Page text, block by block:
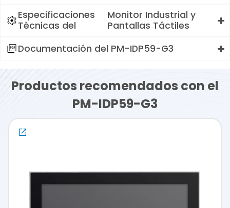
Especificaciones
Técnicas del
Monitor Industrial y
Pantallas Táctiles
Documentación del PM-IDP59-G3
Productos recomendados con el
PM-IDP59-G3